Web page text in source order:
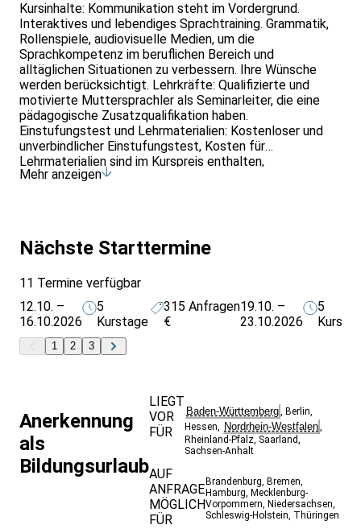
Kursinhalte: Kommunikation steht im Vordergrund.
Interaktives und lebendiges Sprachtraining. Grammatik,
Rollenspiele, audiovisuelle Medien, um die
Sprachkompetenz im beruflichen Bereich und
alltäglichen Situationen zu verbessern. Ihre Wünsche
werden berücksichtigt. Lehrkräfte: Qualifizierte und
motivierte Muttersprachler als Seminarleiter, die eine
pädagogische Zusatzqualifikation haben.
Einstufungstest und Lehrmaterialien: Kostenloser und
unverbindlicher Einstufungstest, Kosten für
Lehrmaterialien sind im Kurspreis enthalten,
Teilnahmebescheinigung. Qualität: Anerkanntes
Arbeitnehmer und Arbeitgeber, z.B. dem Bildungsscheck
NRW, der Bildungsprämie NRW kann die Teilnahme an
Weitere Termine:www.goacademy.de
Mehr anzeigen
Nächste Starttermine
11 Termine verfügbar
12.10. –
16.10.2026
5
Kurstage
315
€
Anfragen19.10. –
23.10.2026
5
1 2 3
Anerkennung
als
Bildungsurlaub
LIEGT
VOR
FÜR
Baden-Württemberg, Berlin,
Hessen, Nordrhein-Westfalen,
Rheinland-Pfalz, Saarland,
Sachsen-Anhalt
AUF
ANFRAGE
MÖGLICH
FÜR
Brandenburg, Bremen,
Hamburg, Mecklenburg-
Vorpommern, Niedersachsen,
Schleswig-Holstein, Thüringen